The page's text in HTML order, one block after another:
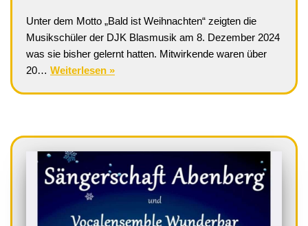
Unter dem Motto „Bald ist Weihnachten“ zeigten die
Musikschüler der DJK Blasmusik am 8. Dezember 2024
was sie bisher gelernt hatten. Mitwirkende waren über
20… Weiterlesen »